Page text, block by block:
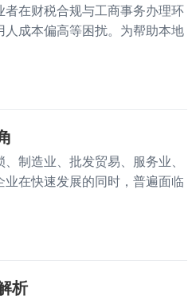
者在财税合规与工商事务办理环
成本偏高等困扰。为帮助本地
制造业、批发贸易、服务业、
在快速发展的同时，普遍面临
析